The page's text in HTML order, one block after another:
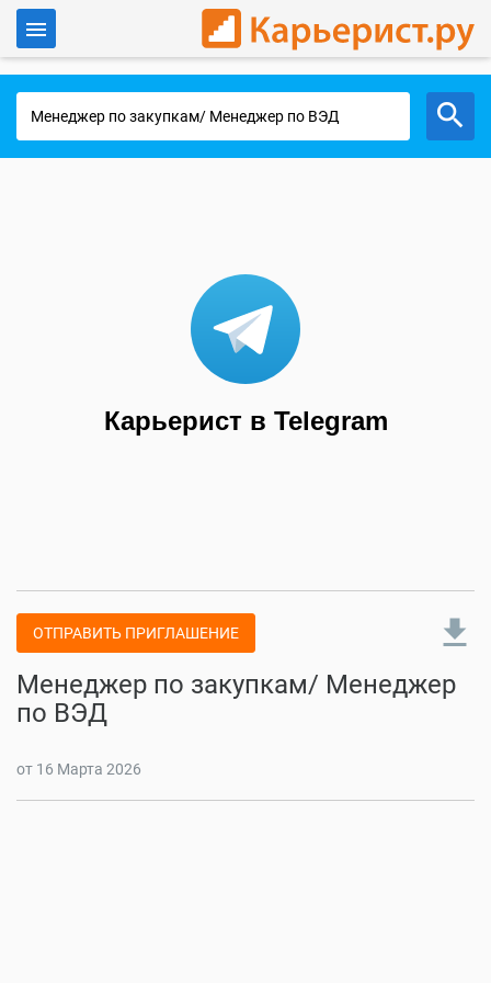
Работа в Москве
Карьерист в Telegram
ОТПРАВИТЬ ПРИГЛАШЕНИЕ file_download
Менеджер по закупкам/ Менеджер
по ВЭД
от 16 Марта 2026